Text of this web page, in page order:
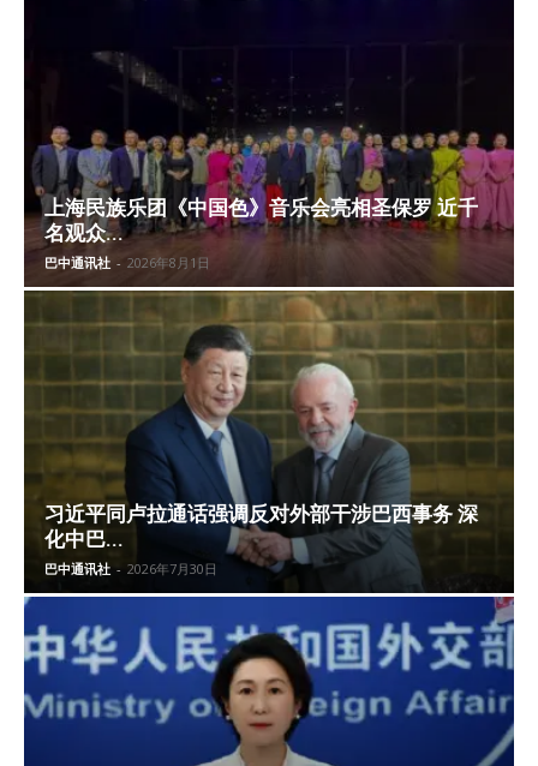
上海民族乐团《中国色》音乐会亮相圣保罗 近千
名观众...
巴中通讯社 - 2026年8月1日
习近平同卢拉通话强调反对外部干涉巴西事务 深
化中巴...
巴中通讯社 - 2026年7月30日